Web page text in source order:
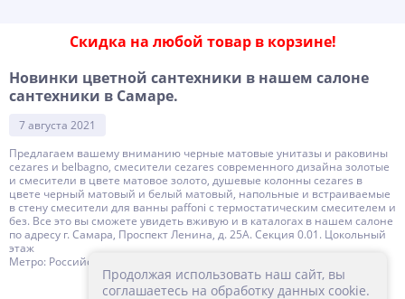
Скидка на любой товар в корзине!
Новинки цветной сантехники в нашем салоне
сантехники в Самаре.
7 августа 2021
Предлагаем вашему вниманию черные матовые унитазы и раковины
cezares и belbagno, смесители cezares современного дизайна золотые
и смесители в цвете матовое золото, душевые колонны cezares в
цвете черный матовый и белый матовый, напольные и встраиваемые
в стену смесители для ванны paffoni с термостатическим смесителем и
без. Все это вы сможете увидеть вживую и в каталогах в нашем салоне
по адресу г. Самара, Проспект Ленина, д. 25А. Секция 0.01. Цокольный
этаж
Метро: Российская
Продолжая использовать наш сайт, вы
соглашаетесь на обработку данных cookie.